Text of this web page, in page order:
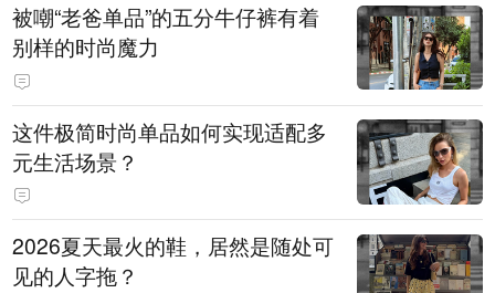
被嘲“老爸单品”的五分牛仔裤有着
别样的时尚魔力
这件极简时尚单品如何实现适配多
元生活场景？
2026夏天最火的鞋，居然是随处可
见的人字拖？